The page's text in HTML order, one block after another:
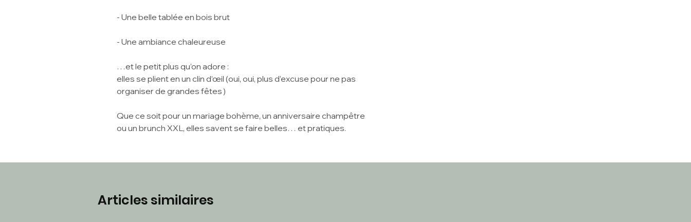
- Une belle tablée en bois brut
- Une ambiance chaleureuse
…et le petit plus qu’on adore :
elles se plient en un clin d’œil (oui, oui, plus d’excuse pour ne pas
organiser de grandes fêtes )
Que ce soit pour un mariage bohème, un anniversaire champêtre
ou un brunch XXL, elles savent se faire belles… et pratiques.
Articles similaires